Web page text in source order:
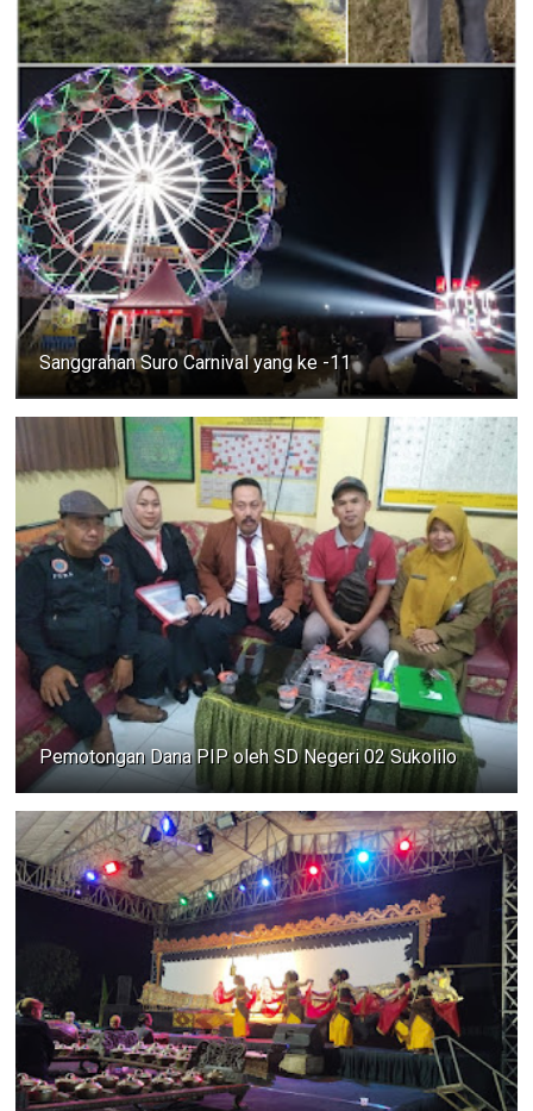
Sanggrahan Suro Carnival yang ke -11
Pemotongan Dana PIP oleh SD Negeri 02 Sukolilo